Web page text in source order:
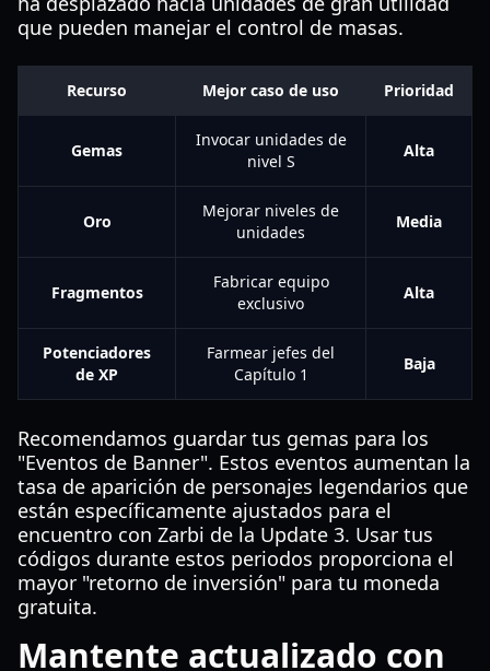
que pueden manejar el control de masas.
Recurso Mejor caso de uso Prioridad
Gemas
Invocar unidades de
nivel S
Alta
Oro
Mejorar niveles de
unidades
Media
Fragmentos
Fabricar equipo
exclusivo
Alta
Potenciadores
de XP
Farmear jefes del
Capítulo 1
Baja
Recomendamos guardar tus gemas para los
"Eventos de Banner". Estos eventos aumentan la
tasa de aparición de personajes legendarios que
están específicamente ajustados para el
encuentro con Zarbi de la Update 3. Usar tus
códigos durante estos periodos proporciona el
mayor "retorno de inversión" para tu moneda
gratuita.
Mantente actualizado con